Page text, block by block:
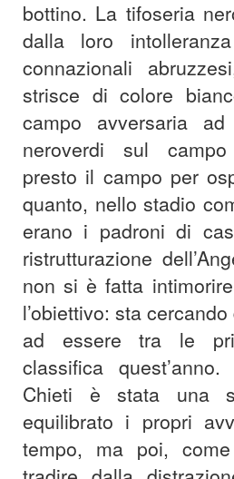
bottino. La tifoseria
dalla loro
connazionali
strisce di colore
campo avversaria
neroverdi sul
presto il campo per
quanto, nello stadio
erano i padroni di
ristrutturazione
non si è fatta
l’obiettivo: sta
ad essere tra le
classifica
Chieti è stata una
equilibrato i propri
tempo, ma poi,